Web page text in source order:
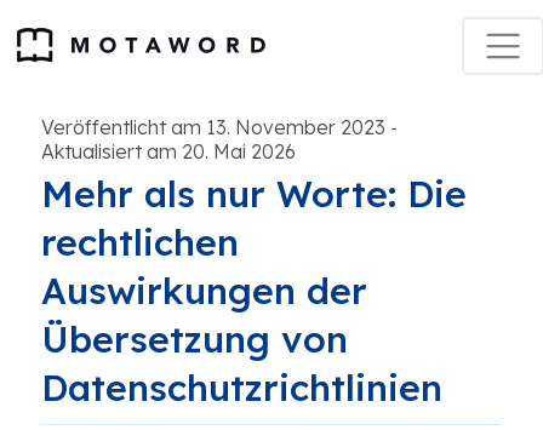
Veröffentlicht am 13. November 2023 -
Aktualisiert am 20. Mai 2026
Mehr als nur Worte: Die
rechtlichen
Auswirkungen der
Übersetzung von
Datenschutzrichtlinien